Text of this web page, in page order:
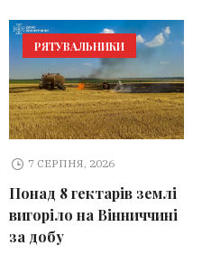
РЯТУВАЛЬНИКИ
7 СЕРПНЯ, 2026
Понад 8 гектарів землі
вигоріло на Вінниччині
за добу